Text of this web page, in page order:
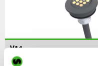
V14
액세서리